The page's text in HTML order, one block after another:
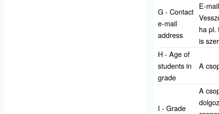
G - Contact
e-mail
address
E-
ha pl.
is
H - Age of
students in
grade
A
I - Grade
A